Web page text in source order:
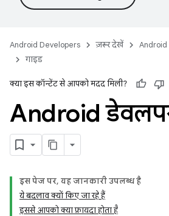
Android Developers ज़रूर देखें
गाइड
क्या इस कॉन्टेंट से आपको मदद मिली?
Android डेवलपर
इस पेज पर, यह जानकारी उपलब्ध है
ये बदलाव क्यों किए जा रहे हैं
इससे आपको क्या फ़ायदा होता है